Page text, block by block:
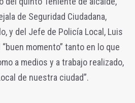
de Seguridad Ciudadana,
y del Jefe de Policía Local, Luis
momento” tanto en lo que
a medios y a trabajo realizado,
de nuestra ciudad”.